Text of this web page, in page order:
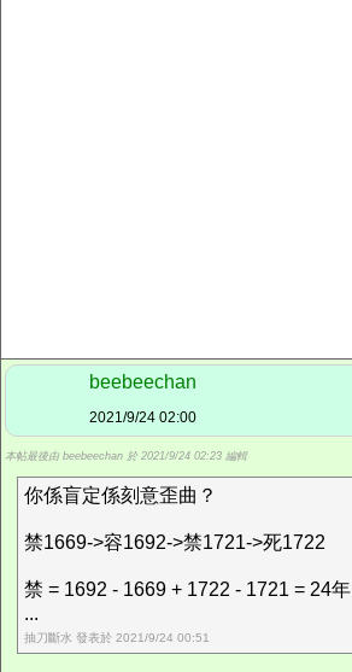
beebeechan
2021/9/24 02:00
本帖最後由 beebeechan 於 2021/9/24 02:23 編輯
你係盲定係刻意歪曲？
禁1669->容1692->禁1721->死1722
禁 = 1692 - 1669 + 1722 - 1721 = 24年
...
抽刀斷水 發表於 2021/9/24 00:51